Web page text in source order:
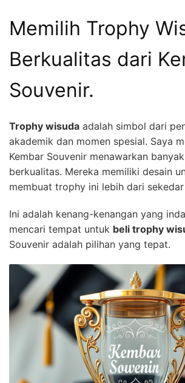
Memilih Trophy
Berkualitas dari
Souvenir.
Trophy wisuda adalah simbol dari
akademik dan momen spesial. Saya
Kembar Souvenir menawarkan
berkualitas. Mereka memiliki desain
membuat trophy ini lebih dari
Ini adalah kenang-kenangan yang
mencari tempat untuk beli trophy
Souvenir adalah pilihan yang tepat.